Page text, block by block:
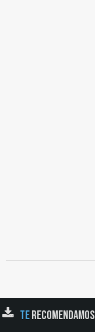
TERECOMENDAMOS